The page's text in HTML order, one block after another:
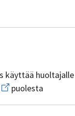
käyttää huoltajalle
Avaa
uuden
puolesta